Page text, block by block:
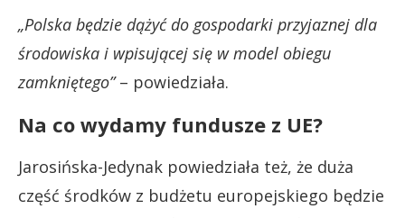
„Polska będzie dążyć do gospodarki przyjaznej dla
środowiska i wpisującej się w model obiegu
zamkniętego”– powiedziała.
Na co wydamy fundusze z UE?
Jarosińska-Jedynak powiedziała też, że duża
część środków z budżetu europejskiego będzie